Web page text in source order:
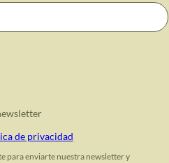
de privacidad
para enviarte nuestra newsletter y